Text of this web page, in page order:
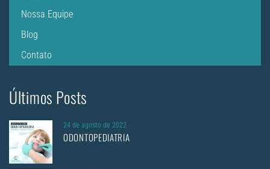
Nossa Equipe
Blog
Contato
Últimos Posts
24 de agosto de 2022
ODONTOPEDIATRIA